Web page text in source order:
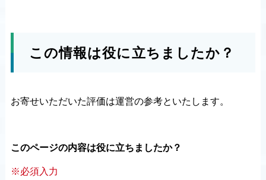
この情報は役に立ちましたか？
お寄せいただいた評価は運営の参考といたします。
このページの内容は役に立ちましたか？
※必須入力